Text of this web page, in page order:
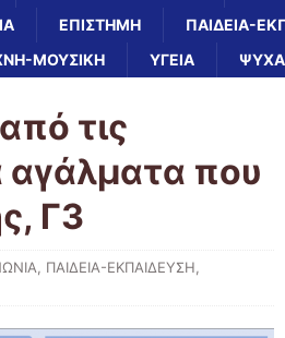
ΕΠΙΣΤΗΜΗ ΠΑΙΔΕΙΑ-
ΜΟΥΣΙΚΗ ΥΓΕΙΑ
τις
αγάλματα που
Γ3
ΠΑΙΔΕΙΑ-ΕΚΠΑΙΔΕΥΣΗ